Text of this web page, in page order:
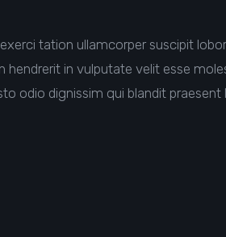
tation ullamcorper suscipit
hendrerit in vulputate velit esse
odio dignissim qui blandit